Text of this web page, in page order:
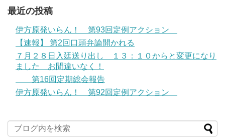
最近の投稿
伊方原発いらん！ 第93回定例アクション
【速報】 第2回口頭弁論開かれる
７月２８日入廷送り出し １３：１０からと変更になり
ました お間違いなく！
第16回定期総会報告
伊方原発いらん！ 第92回定例アクション